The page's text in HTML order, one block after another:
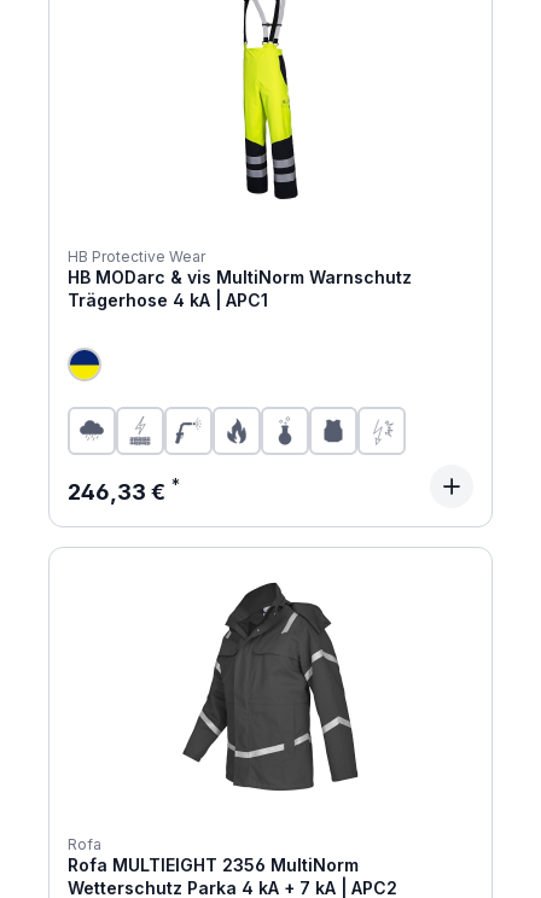
HB Protective Wear
HB MODarc & vis MultiNorm Warnschutz
Trägerhose 4 kA | APC1
Regulärer Preis:
246,33 €
Rofa
Rofa MULTIEIGHT 2356 MultiNorm
Wetterschutz Parka 4 kA + 7 kA | APC2